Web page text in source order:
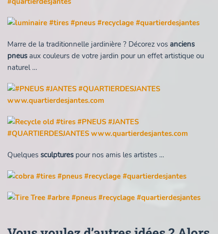
Marre de la traditionnelle jardinière ? Décorez vos anciens
pneus aux couleurs de votre jardin pour un effet artistique ou
naturel …
Quelques sculptures pour nos amis les artistes …